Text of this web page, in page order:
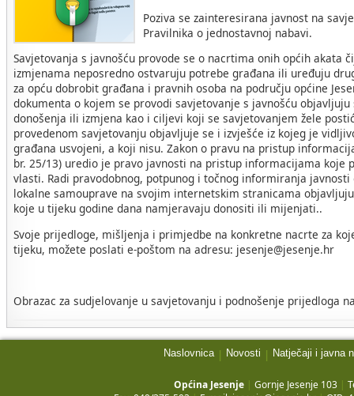
Poziva se zainteresirana javnost na
Pravilnika o jednostavnoj nabavi.
Savjetovanja s javnošću provode se o nacrtima onih općih akata
izmjenama neposredno ostvaruju potrebe građana ili uređuju
za opću dobrobit građana i pravnih osoba na području općine
dokumenta o kojem se provodi savjetovanje s javnošću objavljuju
donošenja ili izmjena kao i ciljevi koji se savjetovanjem žele
provedenom savjetovanju objavljuje se i izvješće iz kojeg je
građana usvojeni, a koji nisu. Zakon o pravu na pristup
br. 25/13) uredio je pravo javnosti na pristup informacijama koje
vlasti. Radi pravodobnog, potpunog i točnog informiranja
lokalne samouprave na svojim internetskim stranicama
koje u tijeku godine dana namjeravaju donositi ili mijenjati..
Svoje prijedloge, mišljenja i primjedbe na konkretne nacrte za
tijeku, možete poslati e-poštom na adresu: jesenje@jesenje.hr
Obrazac za sudjelovanje u savjetovanju i podnošenje prijedloga
Naslovnica | Novosti | Natječaji i javna
Općina Jesenje | Gornje Jesenje 103 |